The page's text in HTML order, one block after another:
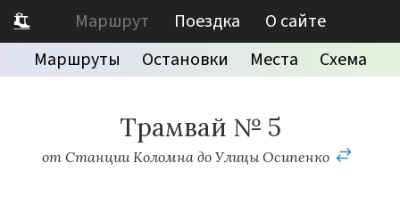
Маршрут Поездка
О сайте
Маршруты
Остановки Места Схема
Трамвай № 5
от Станции Коломна до Улицы Осипенко